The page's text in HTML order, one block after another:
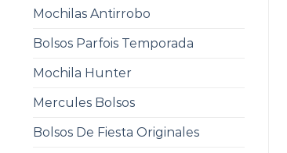
Mochilas Antirrobo
Bolsos Parfois Temporada
Mochila Hunter
Mercules Bolsos
Bolsos De Fiesta Originales